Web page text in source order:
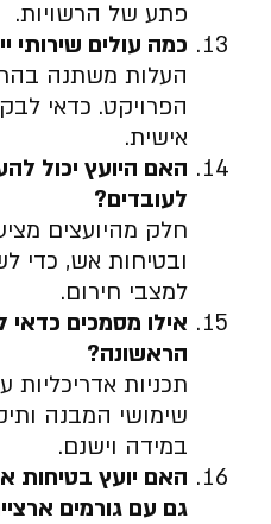
פתע של הרשויות.
כמה עולים שירותי
העלות משתנה
הפרויקט. כדאי
אישית.
האם היועץ יכול
לעובדים?
חלק מהיועצים
ובטיחות אש, כדי
למצבי חירום.
אילו מסמכים כדאי
הראשונה?
תכניות אדריכליות
שימושי המבנה
במידה וישנם.
האם יועץ
גם עם גורמים